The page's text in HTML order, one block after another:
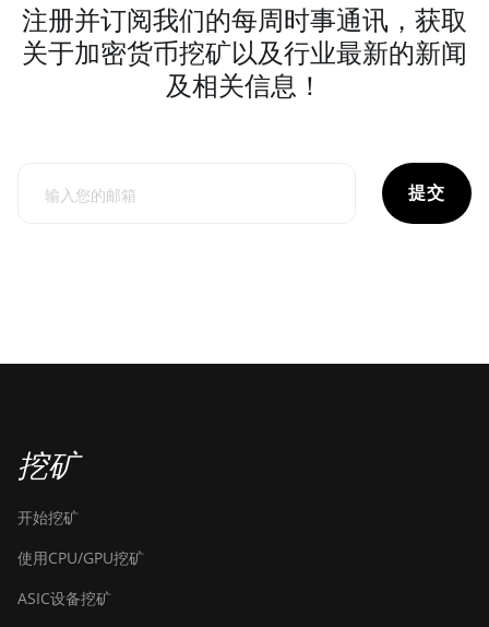
注册并订阅我们的每周时事通讯，获取
关于加密货币挖矿以及行业最新的新闻
及相关信息！
提交
挖矿
开始挖矿
使用CPU/GPU挖矿
ASIC设备挖矿